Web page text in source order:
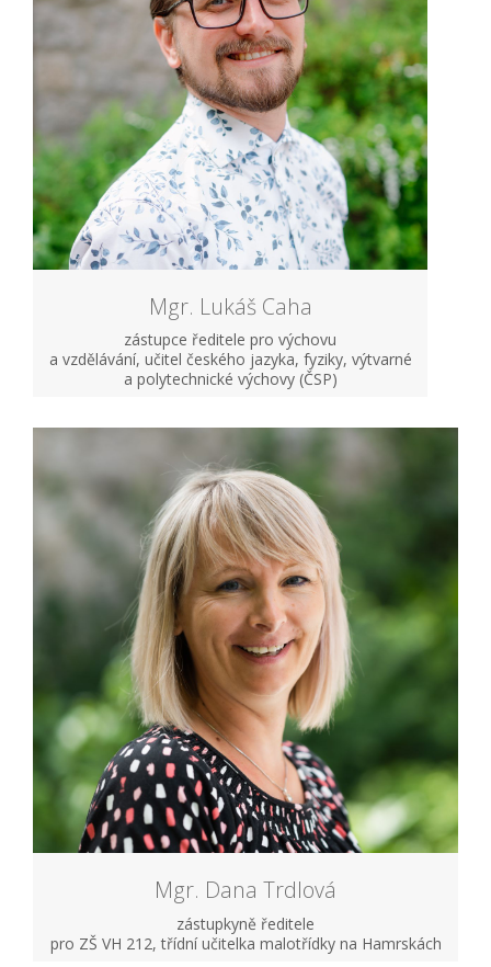
Mgr. Lukáš Caha
zástupce ředitele pro výchovu
a vzdělávání, učitel českého jazyka, fyziky, výtvarné
a polytechnické výchovy (ČSP)
Mgr. Dana Trdlová
zástupkyně ředitele
pro ZŠ VH 212, třídní učitelka malotřídky na Hamrskách